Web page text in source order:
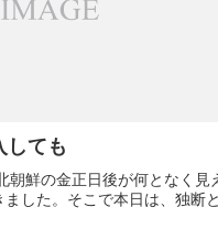
しても
朝鮮の金正日後が何となく見
した。そこで本日は、独断